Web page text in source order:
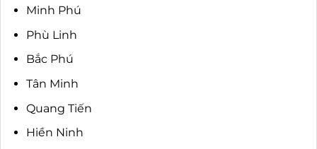
Minh Phú
Phù Linh
Bắc Phú
Tân Minh
Quang Tiến
Hiền Ninh